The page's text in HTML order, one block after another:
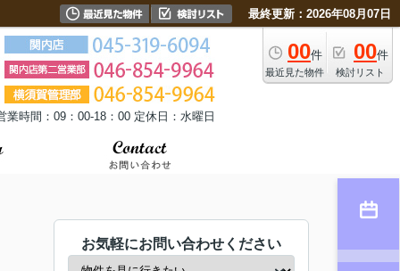
最終更新：2026年08月07日
00件
最近見た物件
00件
検討リスト
業時間：09：00-18：00 定休日：水曜日
お気軽にお問い合わせください